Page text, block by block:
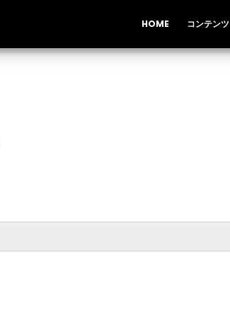
HOME コンテンツ